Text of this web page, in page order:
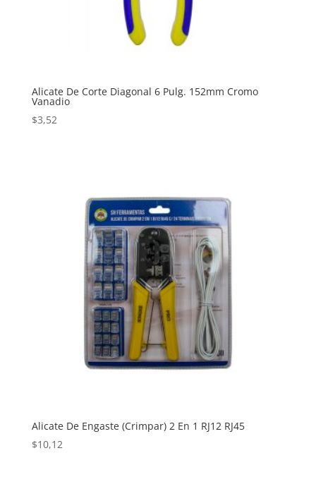
Alicate De Corte Diagonal 6 Pulg. 152mm Cromo
Vanadio
$3,52
Alicate De Engaste (Crimpar) 2 En 1 RJ12 RJ45
$10,12